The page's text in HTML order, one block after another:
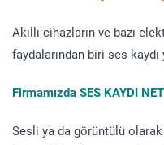
Akıllı cihazların ve bazı
faydalarından biri ses
Firmamızda SES KAYDI
Sesli ya da görüntülü